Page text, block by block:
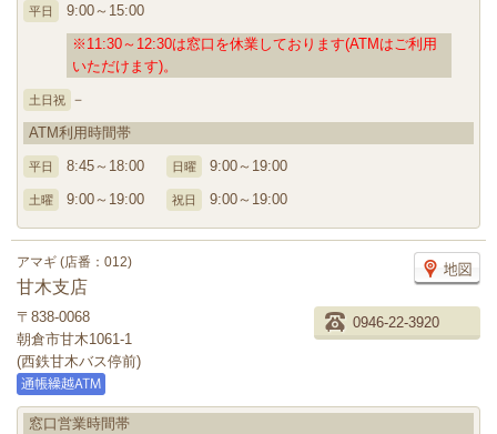
平日
9:00～15:00
※11:30～12:30は窓口を休業しております(ATMはご利用
いただけます)。
土日祝
－
ATM利用時間帯
平日 8:45～18:00
土曜 9:00～19:00
日曜 9:00～19:00
祝日 9:00～19:00
アマギ (店番：012)
甘木支店
0946-22-3920
〒838-0068
朝倉市甘木1061-1
(西鉄甘木バス停前)
窓口営業時間帯